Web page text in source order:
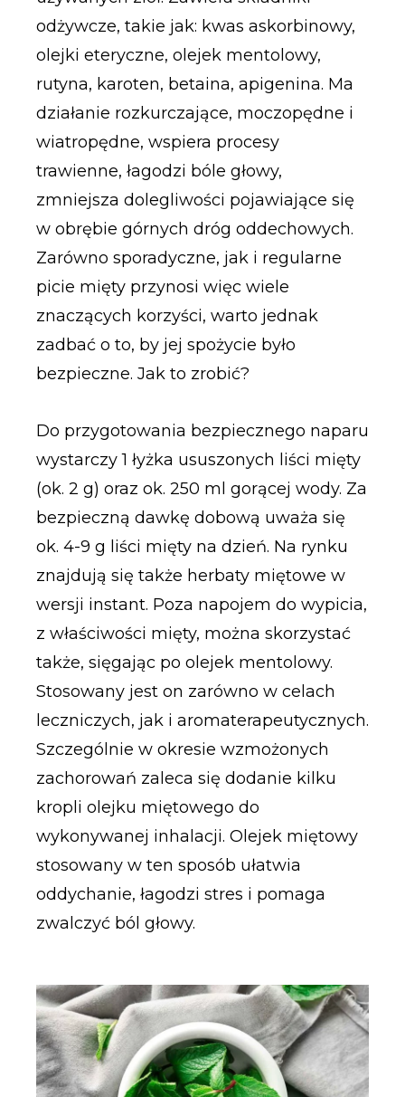
odżywcze, takie jak: kwas askorbinowy,
olejki eteryczne, olejek mentolowy,
rutyna, karoten, betaina, apigenina. Ma
działanie rozkurczające, moczopędne i
wiatropędne, wspiera procesy
trawienne, łagodzi bóle głowy,
zmniejsza dolegliwości pojawiające się
w obrębie górnych dróg oddechowych.
Zarówno sporadyczne, jak i regularne
picie mięty przynosi więc wiele
znaczących korzyści, warto jednak
zadbać o to, by jej spożycie było
bezpieczne. Jak to zrobić?
Do przygotowania bezpiecznego naparu
wystarczy 1 łyżka ususzonych liści mięty
(ok. 2 g) oraz ok. 250 ml gorącej wody. Za
bezpieczną dawkę dobową uważa się
ok. 4-9 g liści mięty na dzień. Na rynku
znajdują się także herbaty miętowe w
wersji instant. Poza napojem do wypicia,
z właściwości mięty, można skorzystać
także, sięgając po olejek mentolowy.
Stosowany jest on zarówno w celach
leczniczych, jak i aromaterapeutycznych.
Szczególnie w okresie wzmożonych
zachorowań zaleca się dodanie kilku
kropli olejku miętowego do
wykonywanej inhalacji. Olejek miętowy
stosowany w ten sposób ułatwia
oddychanie, łagodzi stres i pomaga
zwalczyć ból głowy.